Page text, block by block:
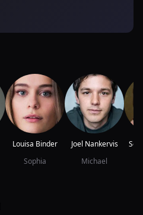
Louisa Binder
Sophia
Joel Nankervis
Michael